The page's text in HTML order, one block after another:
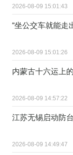
2026-08-09 15:01:43
“坐公交车就能走
2026-08-09 15:01:26
内蒙古十六运上
2026-08-09 14:57:22
江苏无锡启动防
2026-08-09 14:49:47